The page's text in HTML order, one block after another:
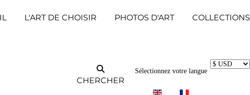
L'ART DE CHOISIR PHOTOS D'ART COLLECTIONS
CHERCHER
Sélectionnez votre langue